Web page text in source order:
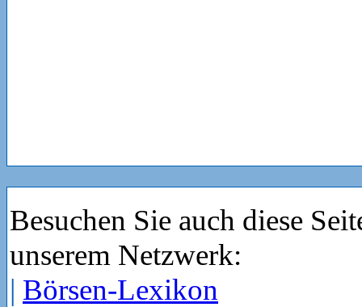
Besuchen Sie auch diese
unserem Netzwerk:
| Börsen-Lexikon